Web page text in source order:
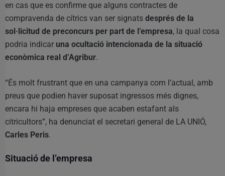
en cas que es confirme que alguns contractes de
compravenda de cítrics van ser signats després de la
sol·licitud de preconcurs per part de l’empresa, la qual cosa
podria indicar una ocultació intencionada de la situació
econòmica real d’Agribur.
“És molt frustrant que en una campanya com l’actual, amb
preus que podien haver suposat ingressos més dignes,
encara hi haja empreses que acaben estafant als
citricultors”, ha denunciat el secretari general de LA UNIÓ,
Carles Peris.
Situació de l’empresa